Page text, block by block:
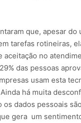
que, apesar do
tarefas rotineiras,
aceitação no
das pessoas
usam esta
há muita
os dados pessoais
gera um